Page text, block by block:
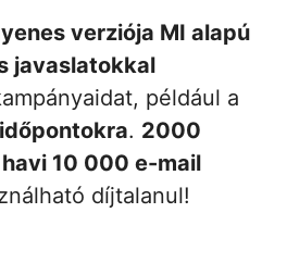
verziója MI alapú
javaslatokkal
például a
. 2000
10 000 e-mail
díjtalanul!